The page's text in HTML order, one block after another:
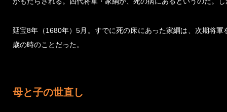
延宝8年（1680年）5月。すでに死の床にあった家綱は、次期将
歳の時のことだった。
母と子の世直し